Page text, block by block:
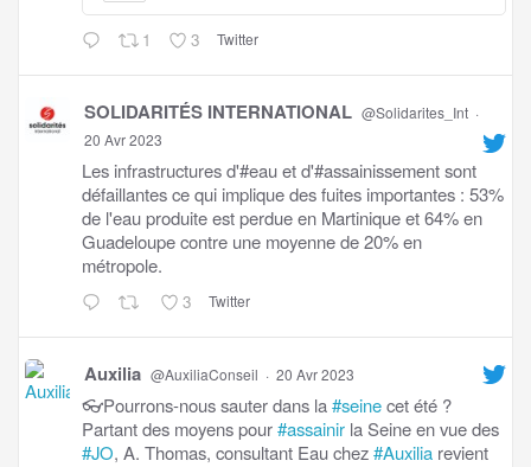
1 3 Twitter
SOLIDARITÉS INTERNATIONAL @Solidarites_Int ·
20 Avr 2023
Les infrastructures d'#eau et d'#assainissement sont
défaillantes ce qui implique des fuites importantes : 53%
de l'eau produite est perdue en Martinique et 64% en
Guadeloupe contre une moyenne de 20% en
métropole.
3 Twitter
Auxilia @AuxiliaConseil · 20 Avr 2023
👓Pourrons-nous sauter dans la#seinecet été ?
Partant des moyens pour#assainir la Seine en vue des
#JO, A. Thomas, consultant Eau chez#Auxilia revient